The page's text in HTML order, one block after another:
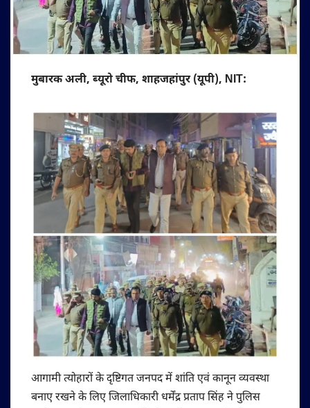
मुबारक अली, ब्यूरो चीफ, शाहजहांपुर (यूपी), NIT:
आगामी त्योहारों के दृष्टिगत जनपद में शांति एवं कानून व्यवस्था
बनाए रखने के लिए जिलाधिकारी धर्मेंद्र प्रताप सिंह ने पुलिस